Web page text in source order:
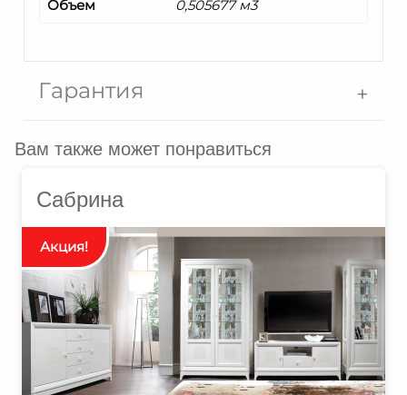
Объем
0,505677 м3
Гарантия
Вам также может понравиться
Сабрина